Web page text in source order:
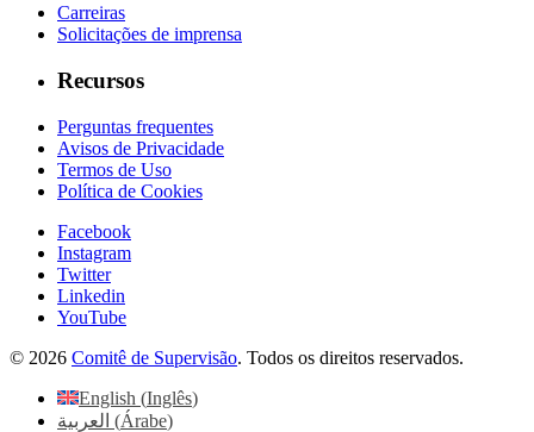
Carreiras
Solicitações de imprensa
Recursos
Perguntas frequentes
Avisos de Privacidade
Termos de Uso
Política de Cookies
Facebook
Instagram
Twitter
Linkedin
YouTube
© 2026 Comitê de Supervisão. Todos os direitos reservados.
English (Inglês)
العربية (Árabe)